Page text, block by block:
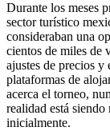
Durante los meses
sector turístico
consideraban una
cientos de miles de
ajustes de precios y
plataformas de
acerca el torneo,
realidad está siendo
inicialmente.